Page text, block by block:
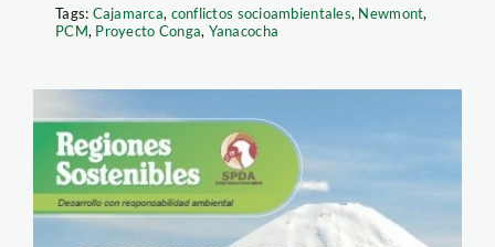
Tags: Cajamarca, conflictos socioambientales, Newmont,
PCM, Proyecto Conga, Yanacocha
REgiones Sostenibles
10 – afiche